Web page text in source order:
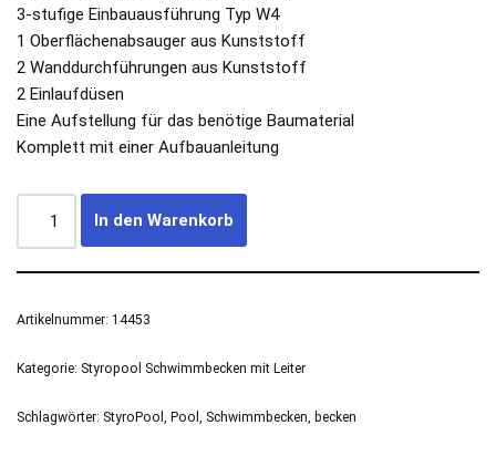
3-stufige Einbauausführung Typ W4
1 Oberflächenabsauger aus Kunststoff
2 Wanddurchführungen aus Kunststoff
2 Einlaufdüsen
Eine Aufstellung für das benötige Baumaterial
Komplett mit einer Aufbauanleitung
In den Warenkorb
Artikelnummer: 14453
Kategorie: Styropool Schwimmbecken mit Leiter
Schlagwörter: StyroPool , Pool , Schwimmbecken, becken